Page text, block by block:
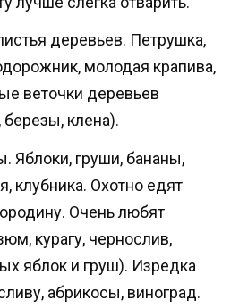
деревьев. Петрушка,
молодая крапива,
веточки деревьев
березы, клена).
Яблоки, груши, бананы,
клубника. Охотно едят
Очень любят
курагу, чернослив,
яблок и груш). Изредка
абрикосы, виноград.